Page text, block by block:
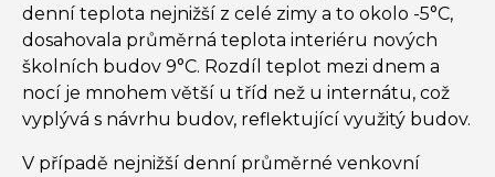
denní teplota nejnižší z celé zimy a to okolo -5°C,
dosahovala průměrná teplota interiéru nových
školních budov 9°C. Rozdíl teplot mezi dnem a
nocí je mnohem větší u tříd než u internátu, což
vyplývá s návrhu budov, reflektující využitý budov.
V případě nejnižší denní průměrné venkovní